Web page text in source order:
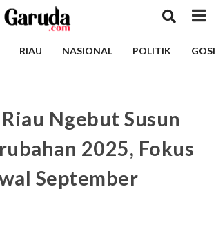
RIAU NASIONAL POLITIK
Ngebut Susun
2025, Fokus
September